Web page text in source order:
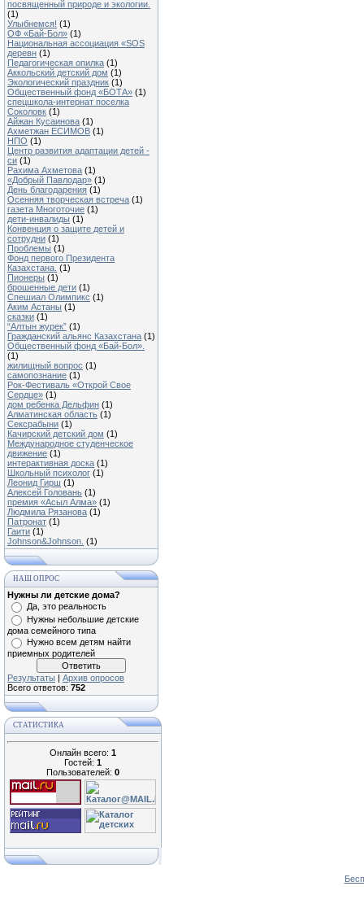
посвященный природе и экологии.
(1)
Улыбнемся! (1)
ОФ «Бай-Бол» (1)
Национальная ассоциация «SOS
деревн (1)
Педагогическая опилка (1)
Аккольский детский дом (1)
Экологический праздник (1)
Общественный фонд «БОТА» (1)
спецшколa-интернат поселка
Соколовк (1)
Айжан Кусаинова (1)
Ахметжан ЕСИМОВ (1)
НПО (1)
Центр развития адаптации детей -
си (1)
Рахима Ахметова (1)
«Добрый Павлодар» (1)
День благодарения (1)
Осенняя творческая встреча (1)
газета Многоточие (1)
дети-инвалиды (1)
Конвенция о защите детей и
сотрудни (1)
Проблемы (1)
Фонд первого Президента
Казахстана. (1)
Пионеры (1)
брошенные дети (1)
Спешиал Олимпикс (1)
Аким Астаны (1)
сказки (1)
“Алтын журек” (1)
Гражданский альянс Казахстана (1)
Общественный фонд «Бай-Бол».
(1)
жилищный вопрос (1)
самопознание (1)
Рок-Фестиваль «Открой Свое
Сердце» (1)
дом ребенка Дельфин (1)
Алматинская область (1)
Сексрабыни (1)
Качирский детский дом (1)
Международное студенческое
движение (1)
интерактивная доска (1)
Школьный психолог (1)
Леонид Гирш (1)
Алексей Головань (1)
премия «Асыл Алма» (1)
Людмила Рязанова (1)
Патронат (1)
Гаити (1)
Johnson&Johnson. (1)
НАШ ОПРОС
Нужны ли детские дома?
Да, это реальность
Нужны небольшие детские
дома семейного типа
Нужно всем детям найти
приемных родителей
Результаты | Архив опросов
Всего ответов: 752
СТАТИСТИКА
Онлайн всего: 1
Гостей: 1
Пользователей: 0